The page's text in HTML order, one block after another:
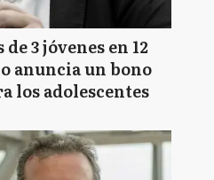
3 jóvenes en 12
anuncia un bono
los adolescentes